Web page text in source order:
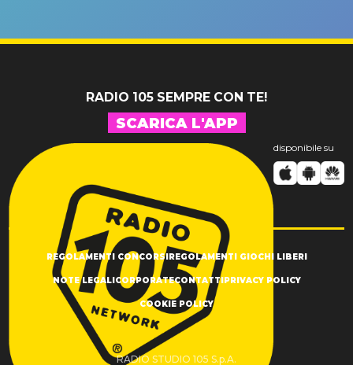
RADIO 105 SEMPRE CON TE!
SCARICA L'APP
disponibile su
REGOLAMENTI CONCORSI REGOLAMENTI GIOCHI LIBERI
NOTE LEGALI CORPORATECONTATTI PRIVACY POLICY
COOKIE POLICY
RADIO STUDIO 105 S.p.A.